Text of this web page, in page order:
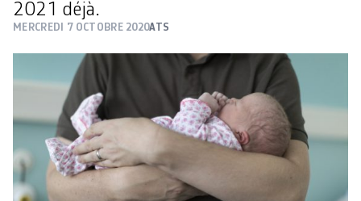
2021 déjà.
MERCREDI 7 OCTOBRE 2020ATS